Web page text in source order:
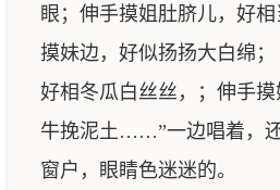
眼；伸手摸姐肚脐儿，好
摸妹边，好似扬扬大白绵；
好相冬瓜白丝丝，；伸手
牛挽泥土……”一边唱着，
窗户，眼睛色迷迷的。